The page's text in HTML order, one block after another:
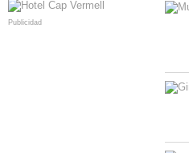
Publicidad